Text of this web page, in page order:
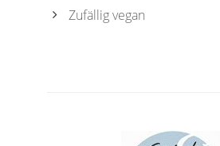
Zufällig vegan